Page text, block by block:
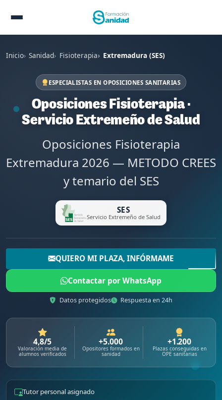
Inicio Sanidad Fisioterapia Extremadura (SES)
ESPECIALISTAS EN OPOSICIONES SANITARIAS
Oposiciones Fisioterapia ·
Servicio Extremeño de Salud
Oposiciones Fisioterapia
Extremadura 2026 — METODO CREES
y temario del SES
SES
Servicio Extremeño de Salud
QUIERO MI PLAZA, INFÓRMAME
Contactar por WhatsApp
Datos protegidos Respuesta en 24h
4,8/5
Valoración media de
alumnos verificados
+5.000
Opositores formados en
sanidad
+1.200
Plazas conseguidas en
OPE sanitarias
Tutor personal asignado